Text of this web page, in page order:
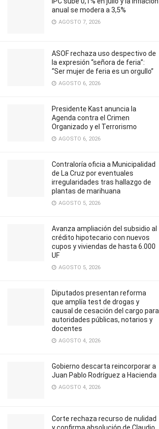
anual se modera a 3,5%
AGOSTO 7, 2026
ASOF rechaza uso despectivo de
la expresión “señora de feria”:
“Ser mujer de feria es un orgullo”
AGOSTO 6, 2026
Presidente Kast anuncia la
Agenda contra el Crimen
Organizado y el Terrorismo
AGOSTO 6, 2026
Contraloría oficia a Municipalidad
de La Cruz por eventuales
irregularidades tras hallazgo de
plantas de marihuana
AGOSTO 5, 2026
Avanza ampliación del subsidio al
crédito hipotecario con nuevos
cupos y viviendas de hasta 6.000
UF
AGOSTO 5, 2026
Diputados presentan reforma
que amplía test de drogas y
causal de cesación del cargo para
autoridades públicas, notarios y
docentes
AGOSTO 4, 2026
Gobierno descarta reincorporar a
Juan Pablo Rodríguez a Hacienda
AGOSTO 4, 2026
Corte rechaza recurso de nulidad